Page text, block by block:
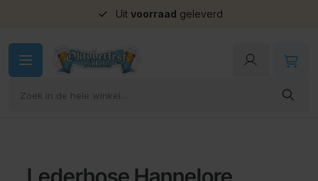
Uit voorraad geleverd
Lederhose Hannelore